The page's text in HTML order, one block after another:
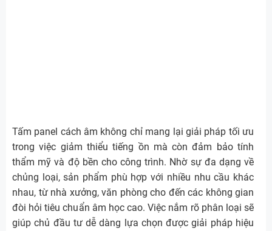
Tấm panel cách âm không chỉ mang lại giải pháp tối ưu
trong việc giảm thiểu tiếng ồn mà còn đảm bảo tính
thẩm mỹ và độ bền cho công trình. Nhờ sự đa dạng về
chủng loại, sản phẩm phù hợp với nhiều nhu cầu khác
nhau, từ nhà xưởng, văn phòng cho đến các không gian
đòi hỏi tiêu chuẩn âm học cao. Việc nắm rõ phân loại sẽ
giúp chủ đầu tư dễ dàng lựa chọn được giải pháp hiệu